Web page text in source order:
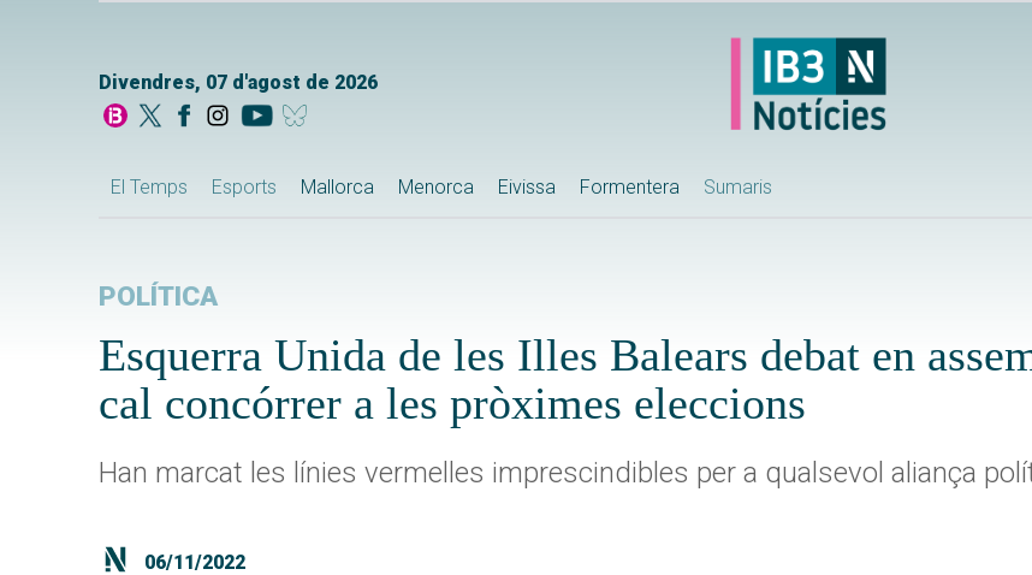
Divendres, 07 d'agost de 2026
El Temps Esports Mallorca Menorca Eivissa Formentera Sumaris
POLÍTICA
Esquerra Unida de les Illes Balears debat en
cal concórrer a les pròximes eleccions
Han marcat les línies vermelles imprescindibles per a qualsevol aliança
06/11/2022